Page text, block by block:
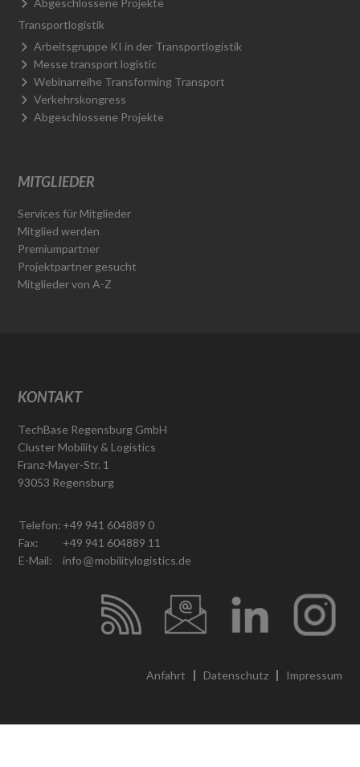
Abgeschlossene Projekte
Transportlogistik
Arbeitsgruppe KI in der Transportlogistik
Messe transport logistic
Webinarreihe Transforming Transport
Verkehrskongress
Abgeschlossene Projekte
MITGLIEDER
Services für Mitglieder
Mitglied werden
Premiumpartner
Projektpartner gesucht
Mitglieder von A-Z
KONTAKT
TechBase Regensburg GmbH
Cluster Mobility & Logistics
Franz-Mayer-Str. 1
93053 Regensburg
Telefon:
Fax:
E-Mail:
+49 941 604889 0
+49 941 604889 11
info
mobilitylogistics.de
Anfahrt Datenschutz Impressum